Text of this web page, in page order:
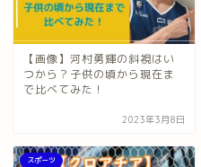
【画像】河村勇輝の斜視はい
つから？子供の頃から現在ま
で比べてみた！
2023年3月8日
スポーツ